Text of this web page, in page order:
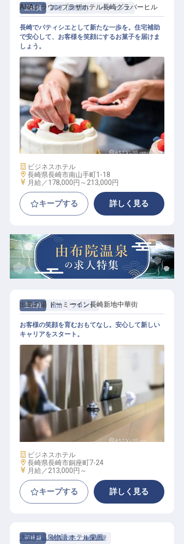
正社員 調理（調理師） パティシエ
ペストリー
ANAクラウンプラザホテル長崎グラバーヒル
長崎でパティシエとして新たな一歩を。住宅補助
で安心して、お客様を笑顔にするお菓子を届けま
しょう。
施設業態
ビジネスホテル
勤務地
長崎県長崎市南山手町1-18
給与
月給／178,000円～ 213,000円
キープする 詳しく見る
正社員 宿泊 フロント
フロント
出島の湯 ドーミーイン長崎新地中華街
お客様の笑顔を育むおもてなし。安心して新しい
キャリアをスタート。
施設業態
ビジネスホテル
勤務地
長崎県長崎市銅座町7-24
給与
月給／213,000円～
キープする 詳しく見る
正社員 施設管理 施設管理
大江戸温泉物語 ホテル蘭風